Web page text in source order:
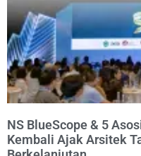
NS BlueScope & 5
Kembali Ajak Arsitek